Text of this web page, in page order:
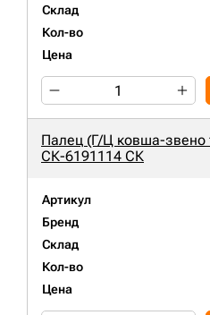
Склад
Кол-во
Цена
Палец (Г/Ц ковша-звено
СК-6191114 СК
Артикул
Бренд
Склад
Кол-во
Цена